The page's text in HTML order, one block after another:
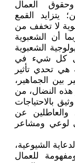
العمال
يتزايد القمع
لا تخفف من
أن الشعبوية
الشعبوية
كل شيء في
هي تحدي تأثير
بين الجماهير،
هذه النضال، من
بالاحتياجات
والعاطلين عن
لوعي ومشاعر
الشيوعية،
للعمال